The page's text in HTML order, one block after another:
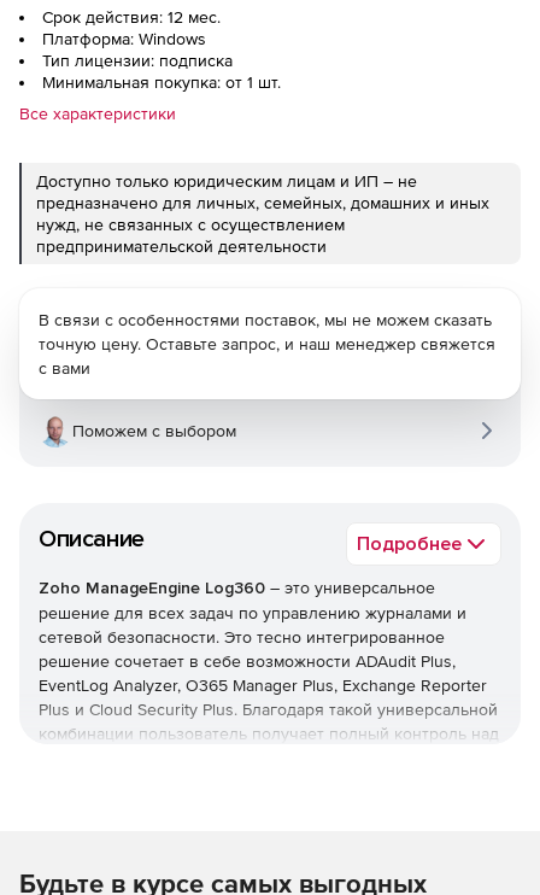
Срок действия: 12 мес.
Платформа: Windows
Тип лицензии: подписка
Минимальная покупка: от 1 шт.
Все характеристики
Доступно только юридическим лицам и ИП – не
предназначено для личных, семейных, домашних и иных
нужд, не связанных с осуществлением
предпринимательской деятельности
Описание Подробнее
Zoho ManageEngine Log360 – это универсальное
решение для всех задач по управлению журналами и
сетевой безопасности. Это тесно интегрированное
решение сочетает в себе возможности ADAudit Plus,
EventLog Analyzer, O365 Manager Plus, Exchange Reporter
Plus и Cloud Security Plus. Благодаря такой универсальной
комбинации пользователь получает полный контроль над
В связи с особенностями поставок, мы не можем сказать
точную цену. Оставьте запрос, и наш менеджер свяжется
с вами
Поможем с выбором
Будьте в курсе самых выгодных